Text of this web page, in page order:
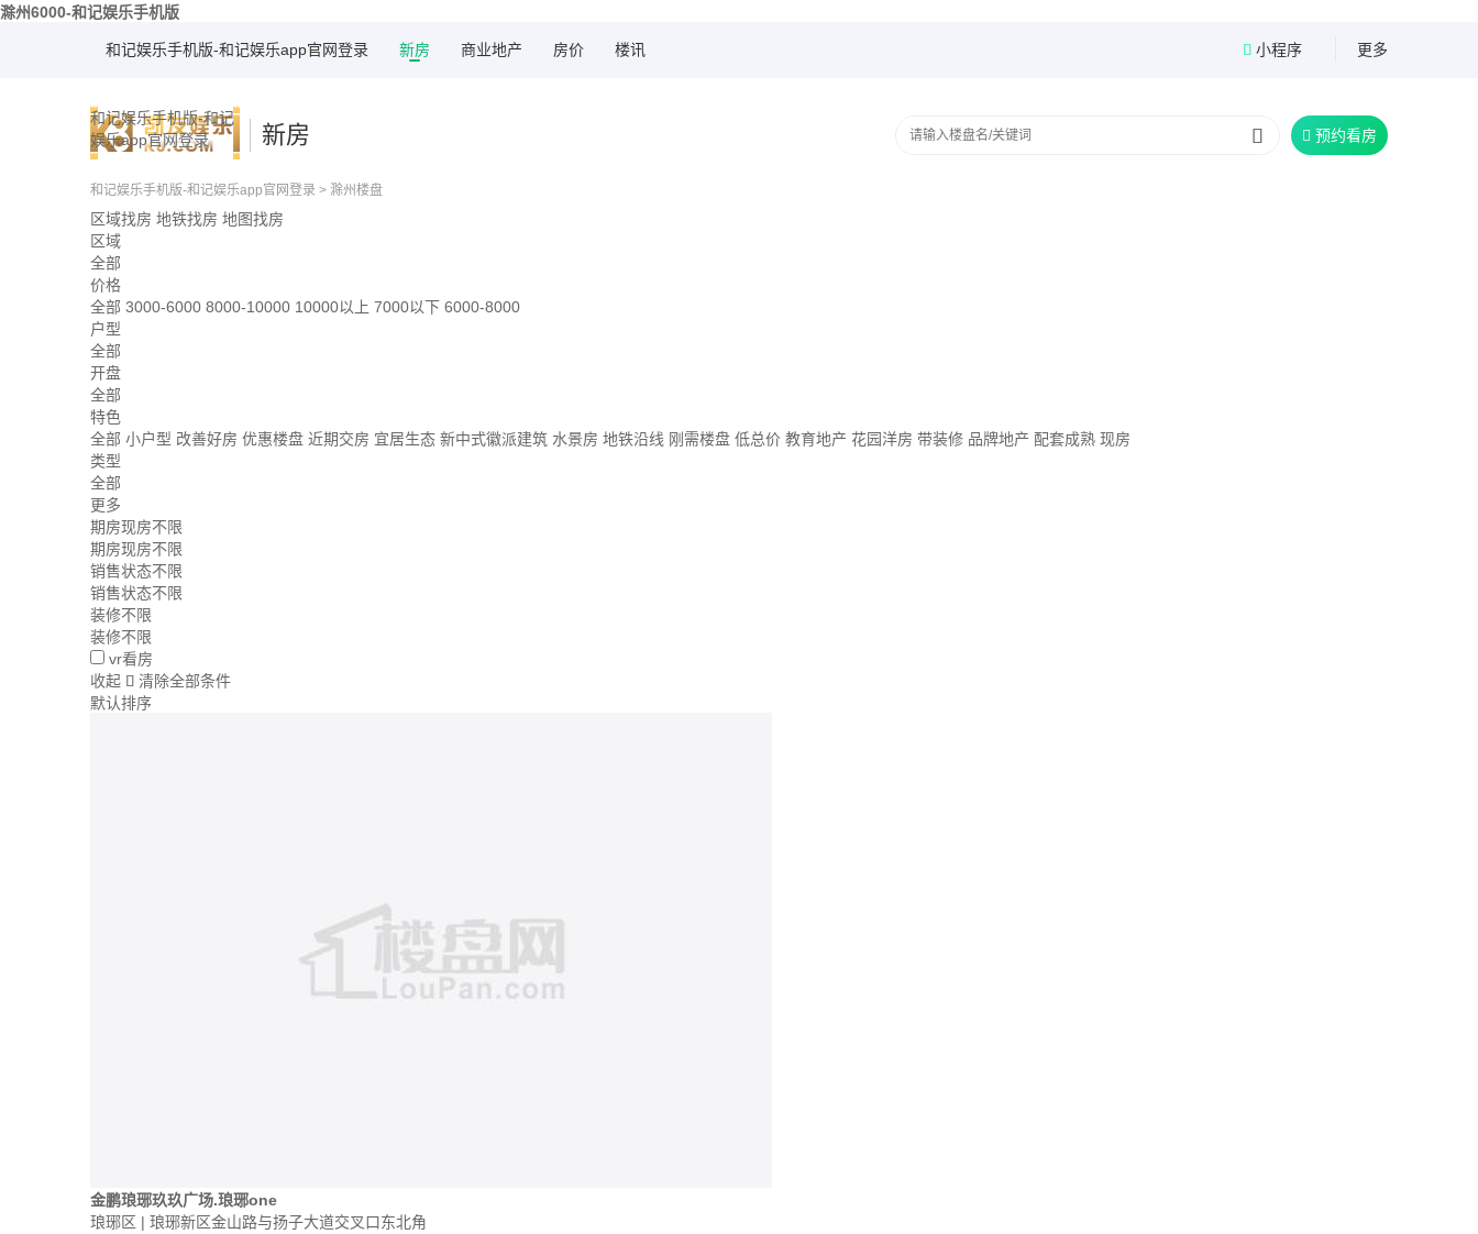
滁州6000-和记娱乐手机版
和记娱乐手机版-和记娱乐app官网登录 新房 商业地产 房价 楼讯  小程序 更多
和记娱乐手机版-和记
娱乐app官网登录
新房   预约看房
和记娱乐手机版-和记娱乐app官网登录 > 滁州楼盘
区域找房 地铁找房 地图找房
区域
全部
价格
全部 3000-6000 8000-10000 10000以上 7000以下 6000-8000
户型
全部
开盘
全部
特色
全部 小户型 改善好房 优惠楼盘 近期交房 宜居生态 新中式徽派建筑 水景房 地铁沿线 刚需楼盘 低总价 教育地产 花园洋房 带装修 品牌地产 配套成熟 现房
类型
全部
更多
期房现房不限
期房现房不限
销售状态不限
销售状态不限
装修不限
装修不限
vr看房
收起  清除全部条件
默认排序
金鹏琅琊玖玖广场.琅琊one
琅琊区 | 琅琊新区金山路与扬子大道交叉口东北角